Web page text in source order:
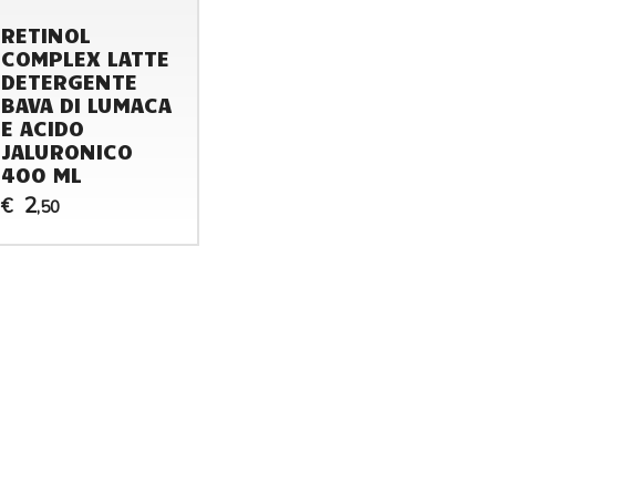
RETINOL
COMPLEX LATTE
DETERGENTE
BAVA DI LUMACA
E ACIDO
JALURONICO
400 ML
€ 2,50